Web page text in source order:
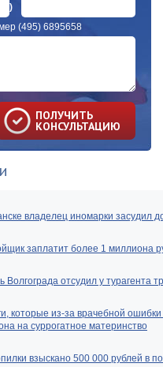
)
(495) 6895658
ПОЛУЧИТЬ
КОНСУЛЬТАЦИЮ
владелец иномарки засудил
заплатит более 1 миллиона
Волгограда отсудил у турагента
которые из-за врачебной
на суррогатное материнство
взыскано 500 000 рублей в